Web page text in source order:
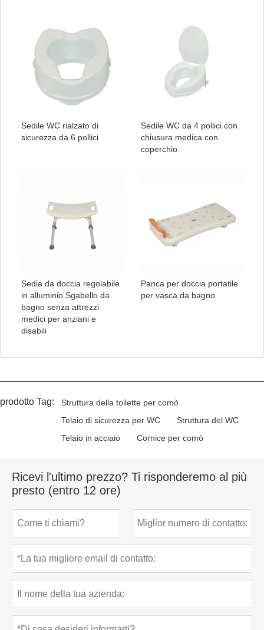
Sedile WC rialzato di
sicurezza da 6 pollici
Sedile WC da 4 pollici con
chiusura medica con
coperchio
Sedia da doccia regolabile
in alluminio Sgabello da
bagno senza attrezzi
medici per anziani e
disabili
Panca per doccia portatile
per vasca da bagno
prodotto Tag:
Struttura della toilette per comò
Telaio di sicurezza per WC
Struttura del WC
Telaio in acciaio
Cornice per comò
Ricevi l'ultimo prezzo? Ti risponderemo al più
presto (entro 12 ore)